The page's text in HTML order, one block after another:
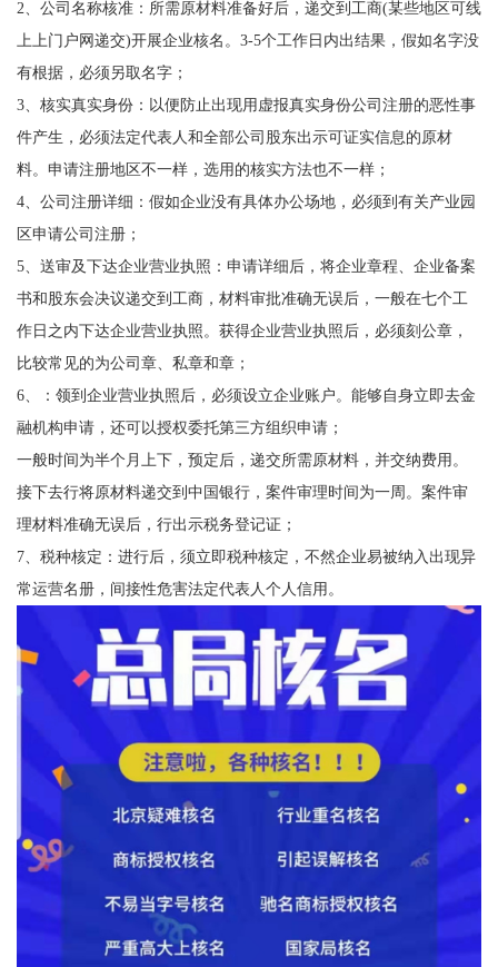
2、公司名称核准：所需原材料准备好后，递交到工商(某些地区可线
上上门户网递交)开展企业核名。3-5个工作日内出结果，假如名字没
有根据，必须另取名字；
3、核实真实身份：以便防止出现用虚报真实身份公司注册的恶性事
件产生，必须法定代表人和全部公司股东出示可证实信息的原材
料。申请注册地区不一样，选用的核实方法也不一样；
4、公司注册详细：假如企业没有具体办公场地，必须到有关产业园
区申请公司注册；
5、送审及下达企业营业执照：申请详细后，将企业章程、企业备案
书和股东会决议递交到工商，材料审批准确无误后，一般在七个工
作日之内下达企业营业执照。获得企业营业执照后，必须刻公章，
比较常见的为公司章、私章和章；
6、：领到企业营业执照后，必须设立企业账户。能够自身立即去金
融机构申请，还可以授权委托第三方组织申请；
一般时间为半个月上下，预定后，递交所需原材料，并交纳费用。
接下去行将原材料递交到中国银行，案件审理时间为一周。案件审
理材料准确无误后，行出示税务登记证；
7、税种核定：进行后，须立即税种核定，不然企业易被纳入出现异
常运营名册，间接性危害法定代表人个人信用。